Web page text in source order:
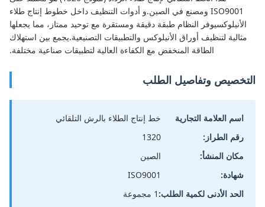
ISO9001 ومصنع في الصين.و أدوات التنظيف داخل خطوط إنتاج طلاء
الأنيلوكسيوفر النظام طبقة دقيقة ومستقرة مع توحيد ممتاز، مما يجعلها
مثالية لتنظيف أوراق الأنيلوكس والتطبيقات التصنيعية.يجمع بين استهلاك
الطاقة المنخفض مع الكفاءة العالية لتطبيقات صناعية مختلفة.
التخصيص وتفاصيل الطلب
اسم العلامة التجارية
خط إنتاج الطلاء بالرش التلقائي
رقم الطراز:
1320
مكان المنشأ:
الصين
شهادة:
ISO9001
الحد الأدنى لكمية الطلب: 1 مجموعة